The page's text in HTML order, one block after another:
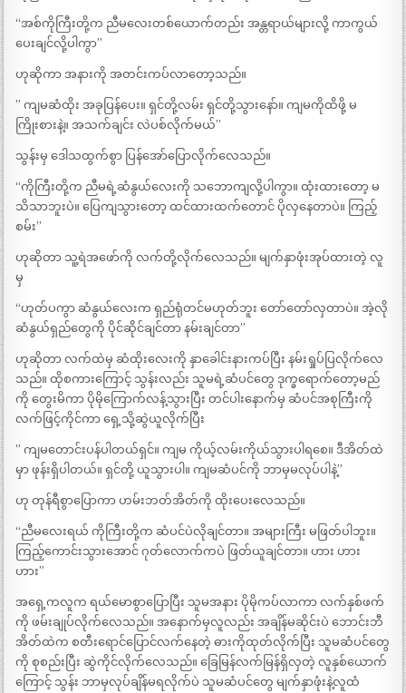
“အစ်ကိုကြီးတို့က ညီမလေးတစ်ယောက်တည်း အန္တရာယ်များလို့ ကာကွယ်
ပေးချင်လို့ပါကွာ”
ဟုဆိုကာ အနားကို အတင်းကပ်လာတော့သည်။
” ကျမဆံထိုး အခုပြန်ပေး။ ရှင်တို့လမ်း ရှင်တို့သွားနော်။ ကျမကိုထိဖို့ မ
ကြိုးစားနဲ့။ အသက်ချင်း လဲပစ်လိုက်မယ်”
သွန်းမှ ဒေါသထွက်စွာ ပြန်အော်ပြောလိုက်လေသည်။
“ကိုကြီးတို့က ညီမရဲ့ဆံနွယ်လေးကို သဘောကျလို့ပါကွာ။ ထုံးထားတော့ မ
သိသာဘူးပဲ။ ပြေကျသွားတော့ ထင်ထားထက်တောင် ပိုလှနေတာပဲ။ ကြည့်
စမ်း”
ဟုဆိုတာ သူ့ရဲအဖော်ကို လက်တို့လိုက်လေသည်။ မျက်နှာဖုံးအုပ်ထားတဲ့ လူ
မှ
“ဟုတ်ပကွာ ဆံနွယ်လေးက ရှည်ရုံတင်မဟုတ်ဘူး တော်တော်လှတာပဲ။ အဲ့လို
ဆံနွယ်ရှည်တွေကို ပိုင်ဆိုင်ချင်တာ နမ်းချင်တာ”
ဟုဆိုတာ လက်ထဲမှ ဆံထိုးလေးကို နှာခေါင်းနားကပ်ပြီး နမ်းရှုပ်ပြလိုက်လေ
သည်။ ထိုစကားကြောင့် သွန်းလည်း သူမရဲ့ဆံပင်တွေ ဒုက္ခရောက်တော့မည်
ကို တွေးမိကာ ပိုမိုကြောက်လန့်သွားပြီး တင်ပါးနောက်မှ ဆံပင်အစုကြီးကို
လက်ဖြင့်ကိုင်ကာ ရှေ့သို့ဆွဲယူလိုက်ပြီး
” ကျမတောင်းပန်ပါတယ်ရှင်။ ကျမ ကိုယ့်လမ်းကိုယ်သွားပါရစေ။ ဒီအိတ်ထဲ
မှာ ဖုန်းရှိပါတယ်။ ရှင်တို့ ယူသွားပါ။ ကျမဆံပင်ကို ဘာမှမလုပ်ပါနဲ့”
ဟု တုန်ရီစွာပြောကာ ဟမ်းဘတ်အိတ်ကို ထိုးပေးလေသည်။
“ညီမလေးရယ် ကိုကြီးတို့က ဆံပင်ပဲလိုချင်တာ။ အများကြီး မဖြတ်ပါဘူး။
ကြည့်ကောင်းသွားအောင် ဂုတ်လောက်ကပဲ ဖြတ်ယူချင်တာ။ ဟား ဟား
ဟား”
အရှေ့ကလူက ရယ်မောစွာပြောပြီး သူမအနား ပိုမိုကပ်လာကာ လက်နှစ်ဖက်
ကို ဖမ်းချုပ်လိုက်လေသည်။ အနောက်မှလူလည်း အချိန်မဆိုင်းပဲ ဘောင်းဘီ
အိတ်ထဲက စတီးရောင်ပြောင်လက်နေတဲ့ ဓားကိုထုတ်လိုက်ပြီး သူမဆံပင်တွေ
ကို စုစည်းပြီး ဆွဲကိုင်လိုက်လေသည်။ ခြေမြန်လက်မြန်ရှိလှတဲ့ လူနှစ်ယောက်
ကြောင့် သွန်း ဘာမှလုပ်ချိန်မရလိုက်ပဲ သူမဆံပင်တွေ မျက်နှာဖုံးနဲ့လူထံ